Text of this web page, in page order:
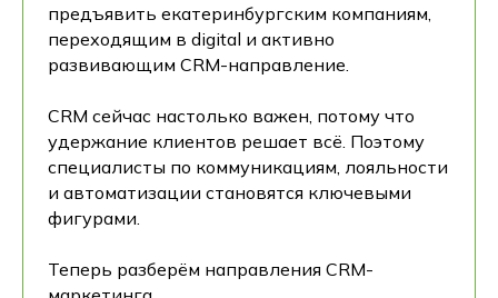
предъявить екатеринбургским компаниям,
переходящим в digital и активно
развивающим CRM-направление.
CRM сейчас настолько важен, потому что
удержание клиентов решает всё. Поэтому
специалисты по коммуникациям, лояльности
и автоматизации становятся ключевыми
фигурами.
Теперь разберём направления CRM-